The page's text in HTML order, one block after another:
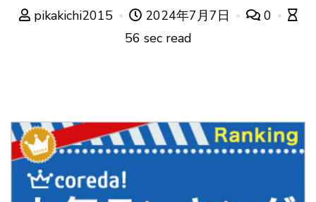
pikakichi2015 2024年7月7日
0
56 sec read